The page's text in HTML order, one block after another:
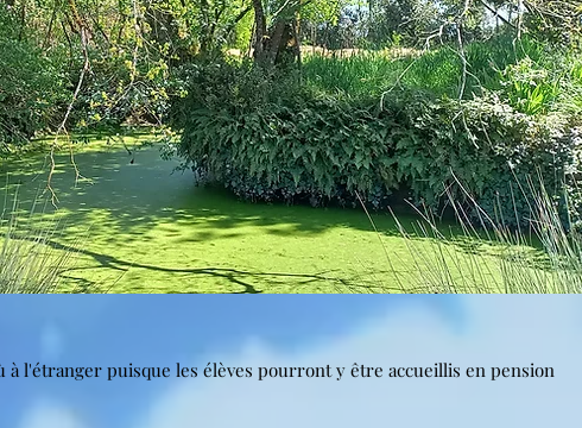
l'étranger puisque les élèves pourront y être accueillis en pension